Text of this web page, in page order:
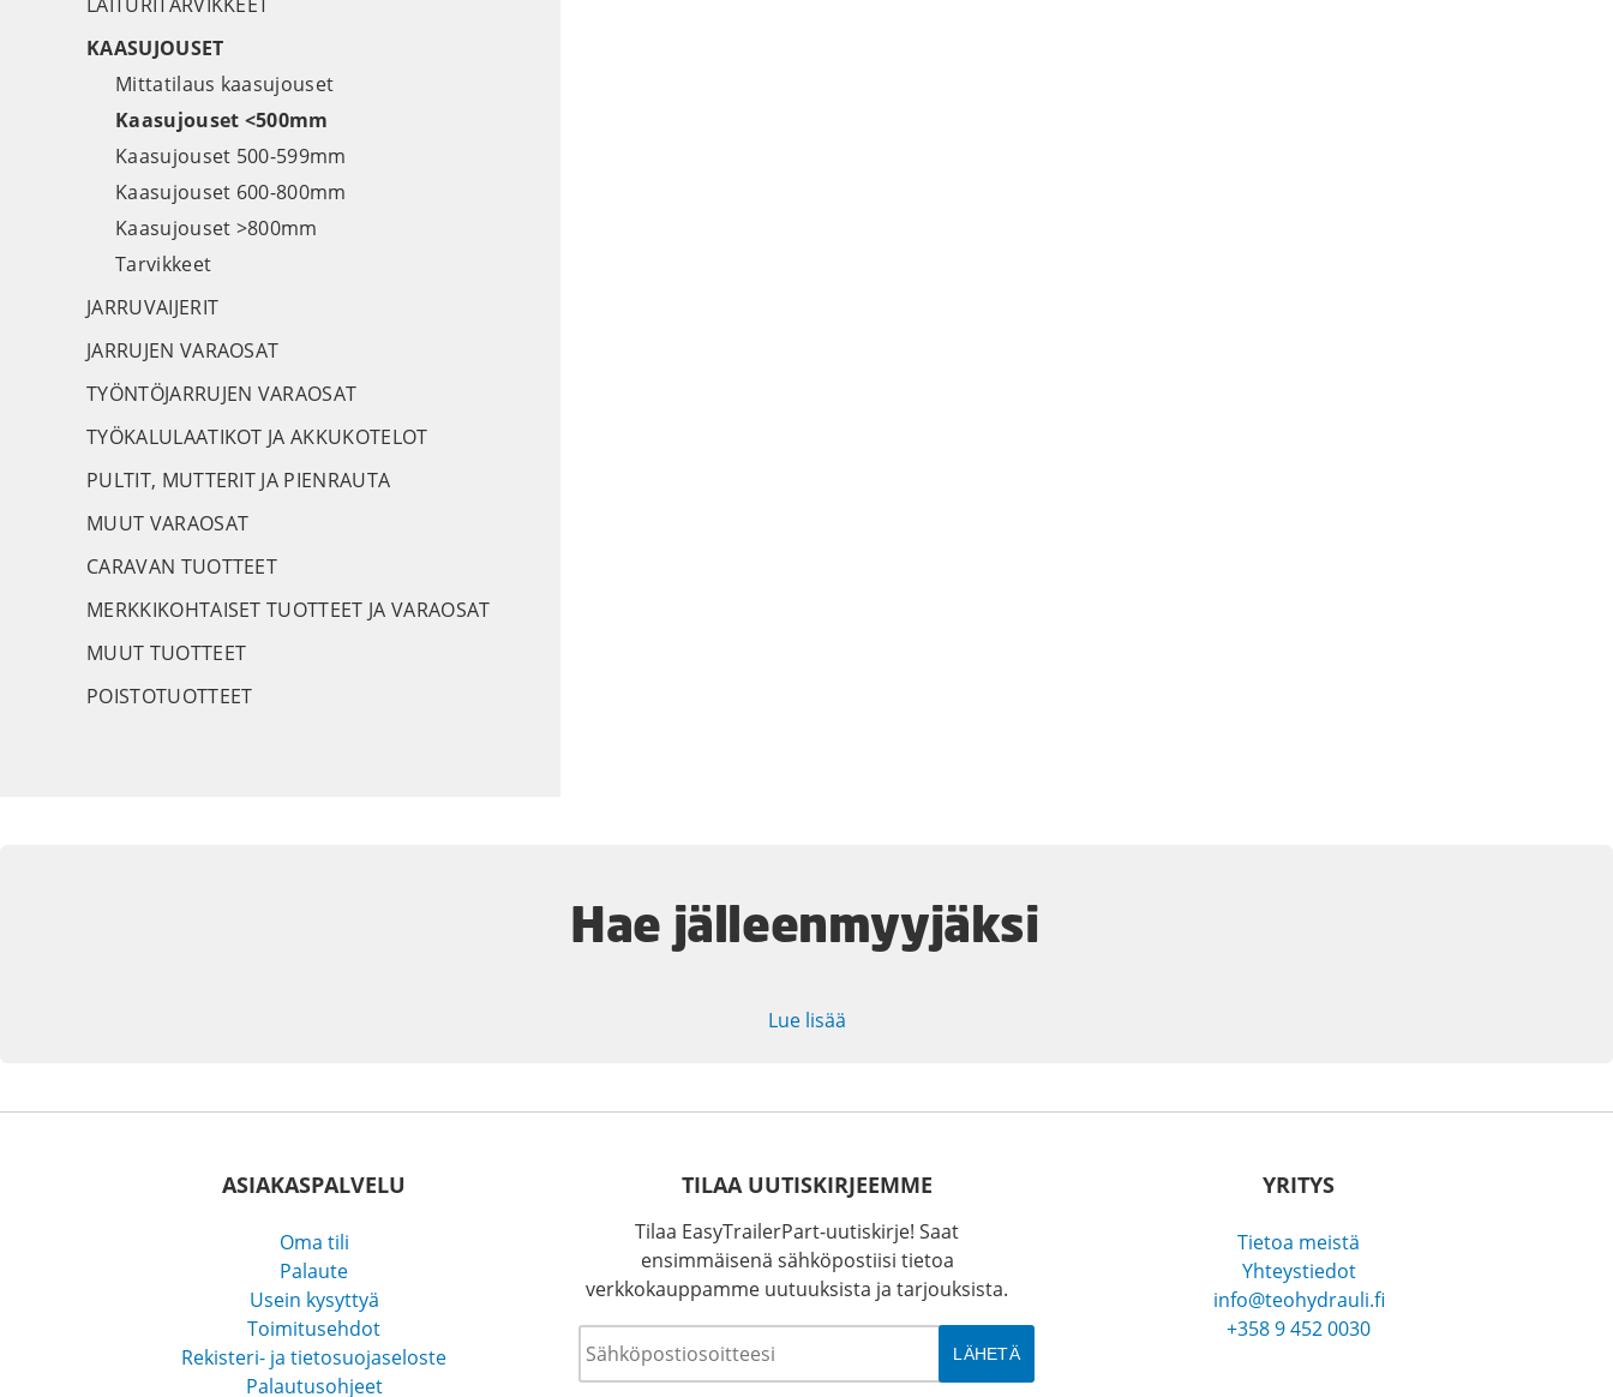
KAASUJOUSET
Mittatilaus kaasujouset
Kaasujouset <500mm
Kaasujouset 500-599mm
Kaasujouset 600-800mm
Kaasujouset >800mm
Tarvikkeet
JARRUVAIJERIT
JARRUJEN VARAOSAT
TYÖNTÖJARRUJEN VARAOSAT
TYÖKALULAATIKOT JA AKKUKOTELOT
PULTIT, MUTTERIT JA PIENRAUTA
MUUT VARAOSAT
CARAVAN TUOTTEET
MERKKIKOHTAISET TUOTTEET JA VARAOSAT
MUUT TUOTTEET
POISTOTUOTTEET
Hae jälleenmyyjäksi
Lue lisää
ASIAKASPALVELU
Oma tili
Palaute
Usein kysyttyä
Toimitusehdot
Rekisteri- ja tietosuojaseloste
Palautusohjeet
YRITYS
Tietoa meistä
Yhteystiedot
info@teohydrauli.fi
+358 9 452 0030
TILAA UUTISKIRJEEMME
Tilaa EasyTrailerPart-uutiskirje! Saat
ensimmäisenä sähköpostiisi tietoa
verkkokauppamme uutuuksista ja tarjouksista.